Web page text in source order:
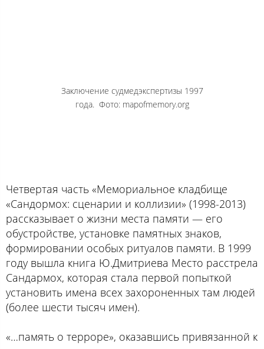
Заключение судмедэкспертизы 1997
года. Фото: mapofmemory.org
Четвертая часть «Мемориальное кладбище
«Сандормох: сценарии и коллизии» (1998-2013)
рассказывает о жизни места памяти — его
обустройстве, установке памятных знаков,
формировании особых ритуалов памяти. В 1999
году вышла книга Ю.Дмитриева Место расстрела
Сандармох, которая стала первой попыткой
установить имена всех захороненных там людей
(более шести тысяч имен).
«…память о терроре», оказавшись привязанной к